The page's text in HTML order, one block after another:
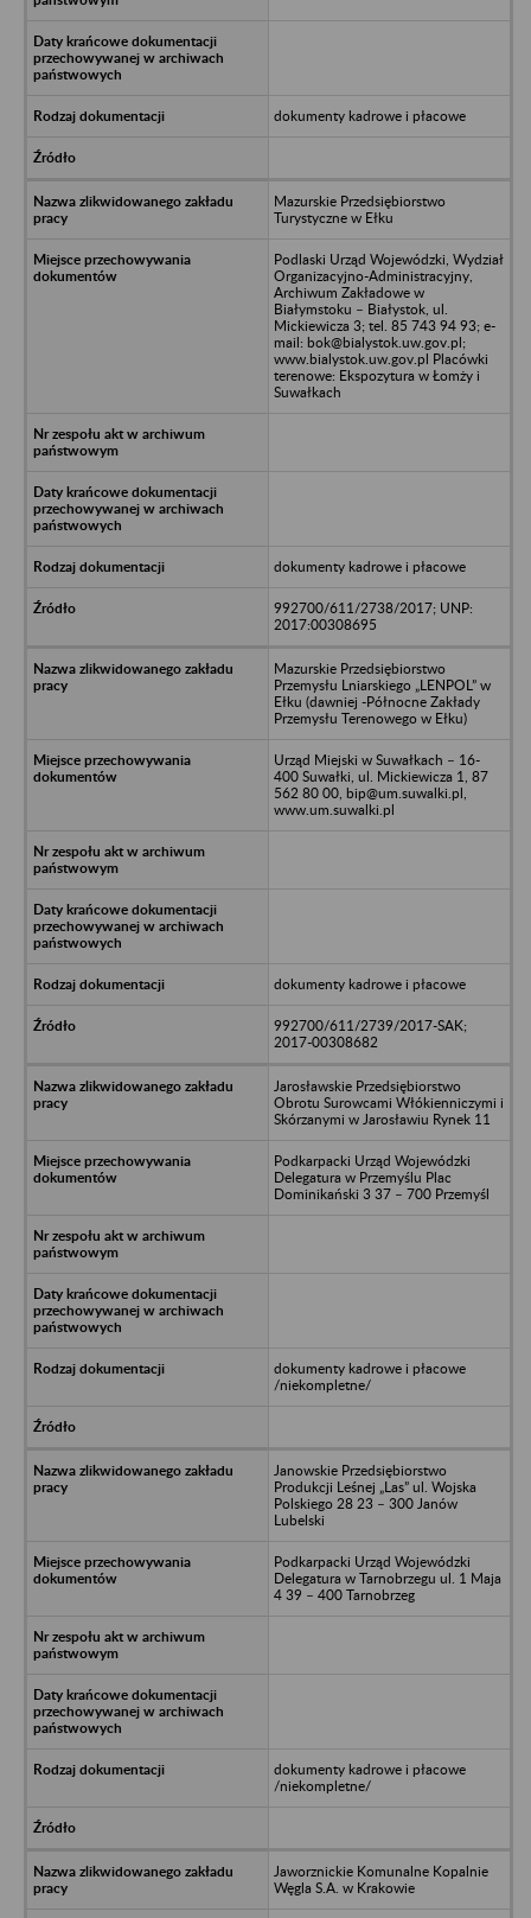
dokumenty kadrowe i płacowe
Mazurskie Przedsiębiorstwo
Turystyczne w Ełku
Podlaski Urząd Wojewódzki, Wydział
Organizacyjno-Administracyjny,
Archiwum Zakładowe w
Białymstoku – Białystok, ul.
Mickiewicza 3; tel. 85 743 94 93; e-
mail: bok@bialystok.uw.gov.pl;
www.bialystok.uw.gov.pl Placówki
terenowe: Ekspozytura w Łomży i
Suwałkach
dokumenty kadrowe i płacowe
992700/611/2738/2017; UNP:
2017:00308695
Mazurskie Przedsiębiorstwo
Przemysłu Lniarskiego „LENPOL” w
Ełku (dawniej -Północne Zakłady
Przemysłu Terenowego w Ełku)
Urząd Miejski w Suwałkach – 16-
400 Suwałki, ul. Mickiewicza 1, 87
562 80 00, bip@um.suwalki.pl,
www.um.suwalki.pl
dokumenty kadrowe i płacowe
992700/611/2739/2017-SAK;
2017-00308682
Jarosławskie Przedsiębiorstwo
Obrotu Surowcami Włókienniczymi i
Skórzanymi w Jarosławiu Rynek 11
Podkarpacki Urząd Wojewódzki
Delegatura w Przemyślu Plac
Dominikański 3 37 – 700 Przemyśl
dokumenty kadrowe i płacowe
/niekompletne/
Janowskie Przedsiębiorstwo
Produkcji Leśnej „Las” ul. Wojska
Polskiego 28 23 – 300 Janów
Lubelski
Podkarpacki Urząd Wojewódzki
Delegatura w Tarnobrzegu ul. 1 Maja
4 39 – 400 Tarnobrzeg
dokumenty kadrowe i płacowe
/niekompletne/
Jaworznickie Komunalne Kopalnie
Węgla S.A. w Krakowie